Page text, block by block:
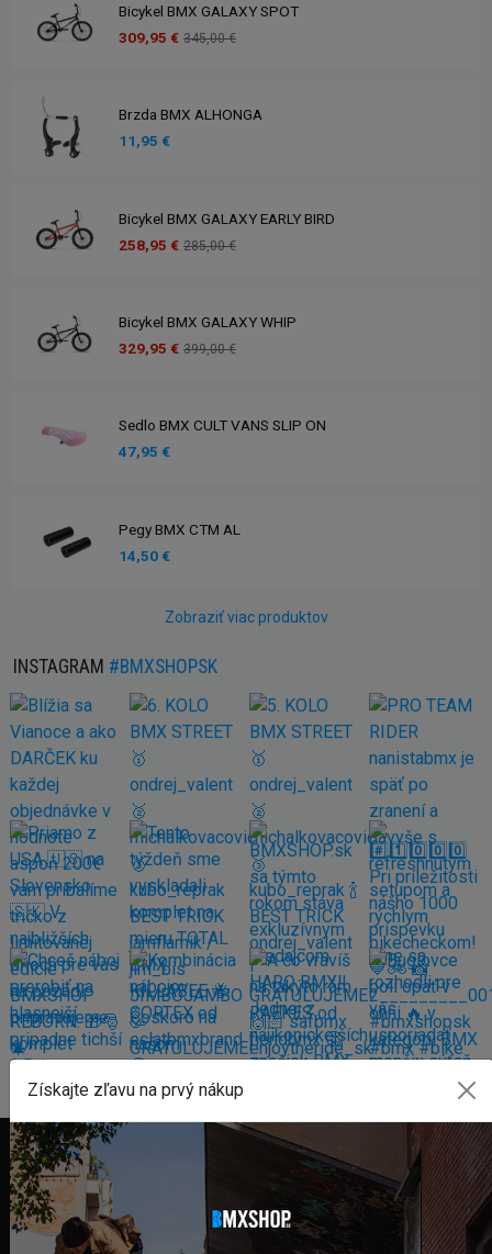
Bicykel BMX GALAXY SPOT
309,95 € 345,00 €
Brzda BMX ALHONGA
11,95 €
Bicykel BMX GALAXY EARLY BIRD
258,95 € 285,00 €
Bicykel BMX GALAXY WHIP
329,95 € 399,00 €
Sedlo BMX CULT VANS SLIP ON
47,95 €
Pegy BMX CTM AL
14,50 €
Zobraziť viac produktov
INSTAGRAM #BMXSHOPSK
FAKTURAČNÁ ADRESA
Získajte zľavu na prvý nákup